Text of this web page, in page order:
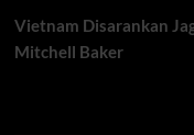
Vietnam Disarankan
Mitchell Baker